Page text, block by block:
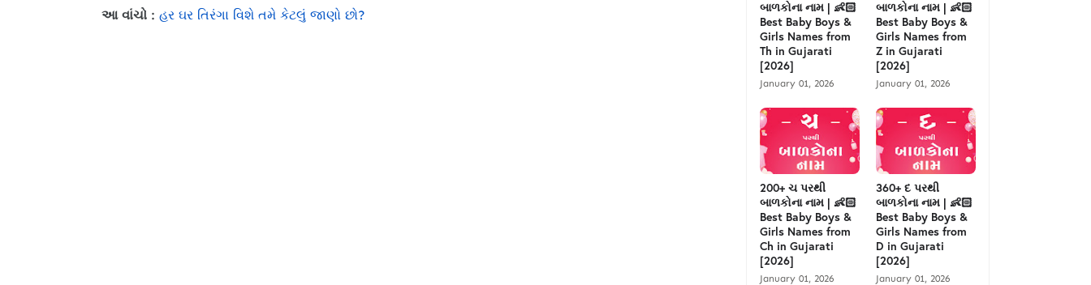
આ વાંચો : હર ઘર તિરંગા વિશે તમે કેટલું જાણો છો?
બાળકોના નામ | 👶🏻
Best Baby Boys &
Girls Names from
Th in Gujarati
[2026]
January 01, 2026
બાળકોના નામ | 👶🏻
Best Baby Boys &
Girls Names from
Z in Gujarati
[2026]
January 01, 2026
200+ ચ પરથી
બાળકોના નામ | 👶🏻
Best Baby Boys &
Girls Names from
Ch in Gujarati
[2026]
January 01, 2026
360+ દ પરથી
બાળકોના નામ | 👶🏻
Best Baby Boys &
Girls Names from
D in Gujarati
[2026]
January 01, 2026